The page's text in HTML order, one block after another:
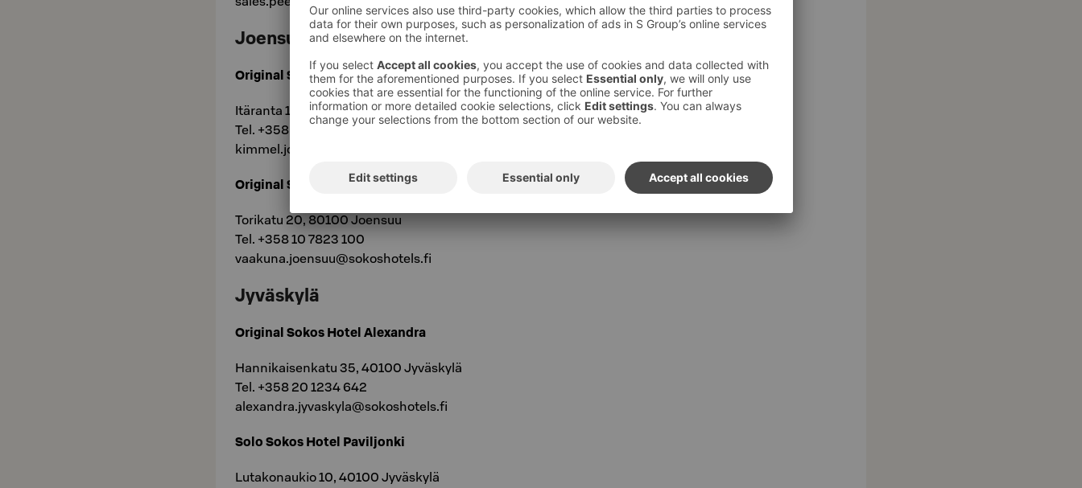
Joensuu
Original Sokos Hotel Kimmel
Itäranta 1, 80100 Joensuu
Tel. +358 20 1234 663
kimmel.joensuu@sokoshotels.fi
Original Sokos Hotel Vaakuna
Torikatu 20, 80100 Joensuu
Tel. +358 10 7823 100
vaakuna.joensuu@sokoshotels.fi
Jyväskylä
Original Sokos Hotel Alexandra
Hannikaisenkatu 35, 40100 Jyväskylä
Tel. +358 20 1234 642
alexandra.jyvaskyla@sokoshotels.fi
Solo Sokos Hotel Paviljonki
Lutakonaukio 10, 40100 Jyväskylä